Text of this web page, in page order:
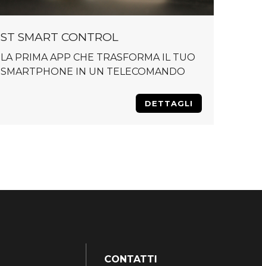
ST SMART CONTROL
LA PRIMA APP CHE TRASFORMA IL TUO
SMARTPHONE IN UN TELECOMANDO
DETTAGLI
CONTATTI